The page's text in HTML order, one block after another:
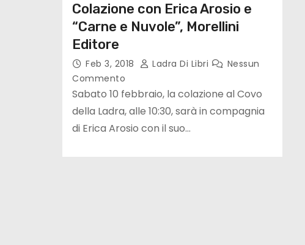
Colazione con Erica Arosio e
“Carne e Nuvole”, Morellini
Editore
Feb 3, 2018 Ladra Di Libri
Nessun
Commento
Sabato 10 febbraio, la colazione al Covo
della Ladra, alle 10:30, sarà in compagnia
di Erica Arosio con il suo…